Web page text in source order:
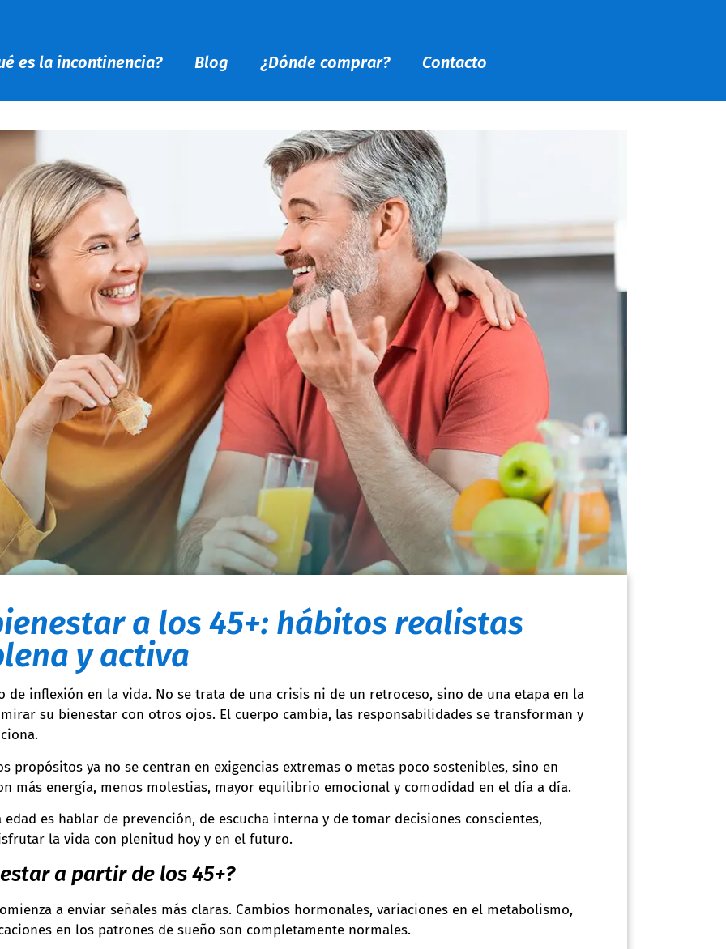
es la incontinencia? Blog ¿Dónde comprar? Contacto
a los 45+: hábitos realistas
y activa
de inflexión en la vida. No se trata de una crisis ni de un retroceso, sino de una etapa en la
su bienestar con otros ojos. El cuerpo cambia, las responsabilidades se transforman y
propósitos ya no se centran en exigencias extremas o metas poco sostenibles, sino en
más energía, menos molestias, mayor equilibrio emocional y comodidad en el día a día.
es hablar de prevención, de escucha interna y de tomar decisiones conscientes,
la vida con plenitud hoy y en el futuro.
a partir de los 45+?
a enviar señales más claras. Cambios hormonales, variaciones en el metabolismo,
en los patrones de sueño son completamente normales.